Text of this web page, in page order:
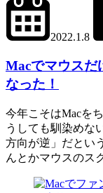
2022.1.8
Macでマウスだ
なった！
今年こそはMacを
うしても馴染めな
方向が逆」だとい
んとかマウスのス